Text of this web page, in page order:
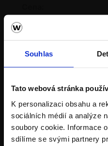
Souhlas
Tato webová stránka
K personalizaci obsahu a
sociálních médií a analýze
soubory cookie. Informace
sdílíme se svými partnery